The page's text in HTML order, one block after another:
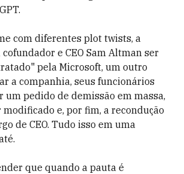
com diferentes plot twists, a
e CEO Sam Altman ser
pela Microsoft, um outro
a companhia, seus funcionários
um pedido de demissão em massa,
modificado e, por fim, a recondução
de CEO. Tudo isso em uma
que quando a pauta é